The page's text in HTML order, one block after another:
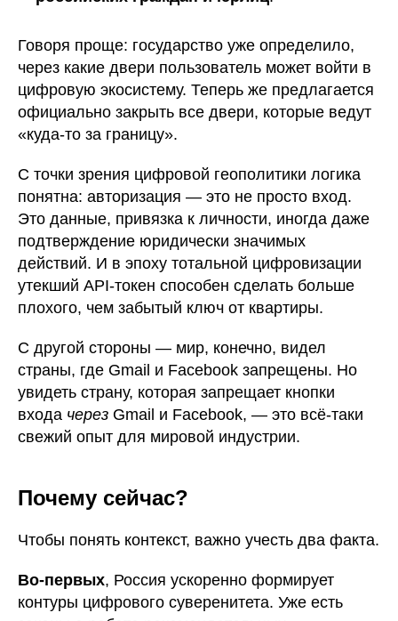
Говоря проще: государство уже определило,
через какие двери пользователь может войти в
цифровую экосистему. Теперь же предлагается
официально закрыть все двери, которые ведут
«куда-то за границу».
С точки зрения цифровой геополитики логика
понятна: авторизация — это не просто вход.
Это данные, привязка к личности, иногда даже
подтверждение юридически значимых
действий. И в эпоху тотальной цифровизации
утекший API-токен способен сделать больше
плохого, чем забытый ключ от квартиры.
С другой стороны — мир, конечно, видел
страны, где Gmail и Facebook запрещены. Но
увидеть страну, которая запрещает кнопки
входа через Gmail и Facebook, — это всё-таки
свежий опыт для мировой индустрии.
Почему сейчас?
Чтобы понять контекст, важно учесть два факта.
Во-первых, Россия ускоренно формирует
контуры цифрового суверенитета. Уже есть